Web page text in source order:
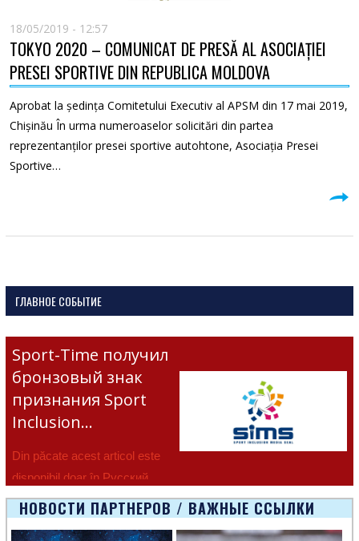
18/05/2019 - 12:57
TOKYO 2020 – COMUNICAT DE PRESĂ AL ASOCIAȚIEI
PRESEI SPORTIVE DIN REPUBLICA MOLDOVA
Aprobat la ședința Comitetului Executiv al APSM din 17 mai 2019,
Chișinău În urma numeroaselor solicitări din partea
reprezentanților presei sportive autohtone, Asociația Presei
Sportive…
ГЛАВНОЕ СОБЫТИЕ
Sport-Time получил
бронзовый знак
признания Sport
Inclusion…
Din păcate acest articol este
disponibil doar în Русский.
НОВОСТИ ПАРТНЕРОВ / ВАЖНЫЕ ССЫЛКИ